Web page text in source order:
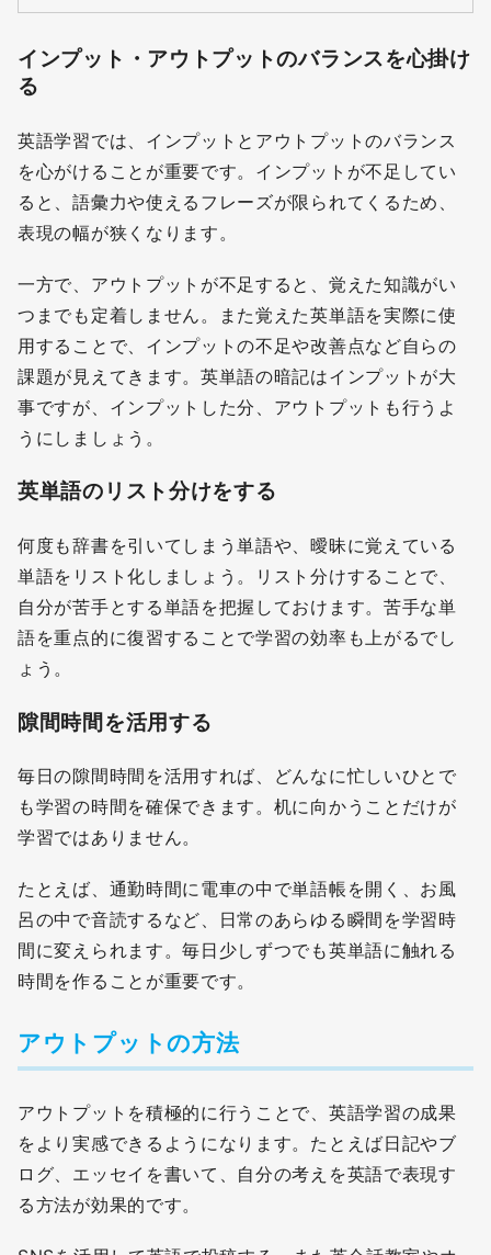
インプット・アウトプットのバランスを心掛け
る
英語学習では、インプットとアウトプットのバランス
を心がけることが重要です。インプットが不足してい
ると、語彙力や使えるフレーズが限られてくるため、
表現の幅が狭くなります。
一方で、アウトプットが不足すると、覚えた知識がい
つまでも定着しません。また覚えた英単語を実際に使
用することで、インプットの不足や改善点など自らの
課題が見えてきます。英単語の暗記はインプットが大
事ですが、インプットした分、アウトプットも行うよ
うにしましょう。
英単語のリスト分けをする
何度も辞書を引いてしまう単語や、曖昧に覚えている
単語をリスト化しましょう。リスト分けすることで、
自分が苦手とする単語を把握しておけます。苦手な単
語を重点的に復習することで学習の効率も上がるでし
ょう。
隙間時間を活用する
毎日の隙間時間を活用すれば、どんなに忙しいひとで
も学習の時間を確保できます。机に向かうことだけが
学習ではありません。
たとえば、通勤時間に電車の中で単語帳を開く、お風
呂の中で音読するなど、日常のあらゆる瞬間を学習時
間に変えられます。毎日少しずつでも英単語に触れる
時間を作ることが重要です。
アウトプットの方法
アウトプットを積極的に行うことで、英語学習の成果
をより実感できるようになります。たとえば日記やブ
ログ、エッセイを書いて、自分の考えを英語で表現す
る方法が効果的です。